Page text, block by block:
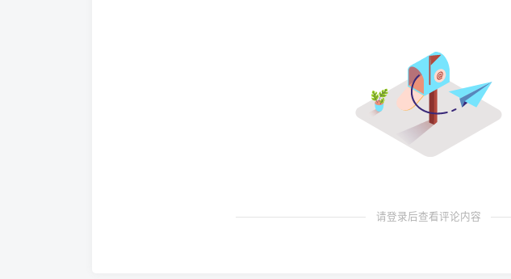
请登录后查看评论内容